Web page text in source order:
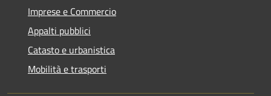
Imprese e Commercio
Appalti pubblici
Catasto e urbanistica
Mobilità e trasporti